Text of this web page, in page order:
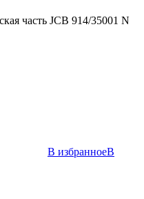
часть JCB 914/35001 N
В избранноеВ